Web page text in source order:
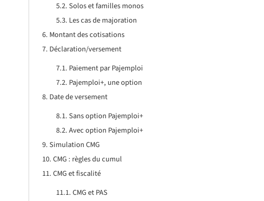
Solos et familles monos
Les cas de majoration
Montant des cotisations
Déclaration/versement
Paiement par Pajemploi
Pajemploi+, une option
Date de versement
Sans option Pajemploi+
Avec option Pajemploi+
Simulation CMG
CMG : règles du cumul
CMG et fiscalité
CMG et PAS